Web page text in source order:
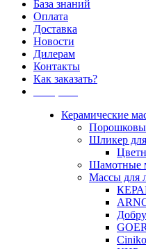
База знаний
Оплата
Доставка
Новости
Дилерам
Контакты
Как заказать?
Керамические
Шликер
Шамотные
Массы для